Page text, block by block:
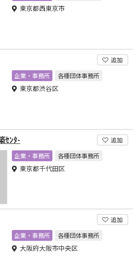
東京都西東京市
追加
企業・事務所
各種団体事務所
東京都渋谷区
ｾﾝﾀ-
追加
企業・事務所
各種団体事務所
東京都千代田区
追加
企業・事務所
各種団体事務所
大阪府大阪市中央区